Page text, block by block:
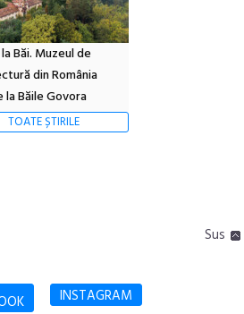
Băi. Muzeul de
din România
la Băile Govora
TOATE ȘTIRILE
Sus
INSTAGRAM